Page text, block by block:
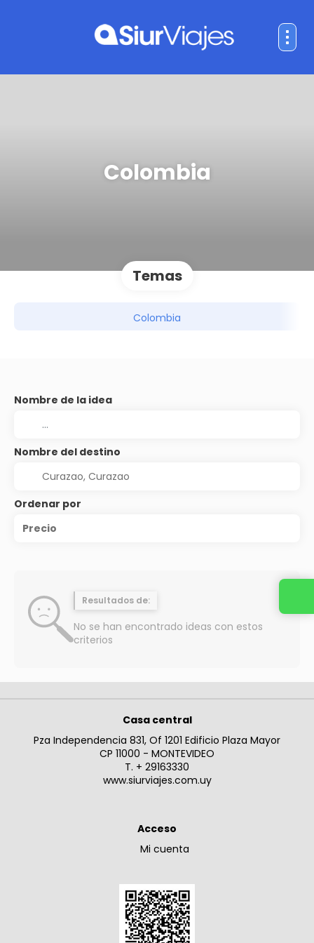
Colombia
Temas
Colombia
Nombre de la idea
Nombre del destino
Ordenar por
Precio
Resultados de:
No se han encontrado ideas con estos
criterios
Casa central
Pza Independencia 831, Of 1201 Edificio Plaza Mayor
CP 11000 - MONTEVIDEO
T. + 29163330
www.siurviajes.com.uy
Acceso
Mi cuenta